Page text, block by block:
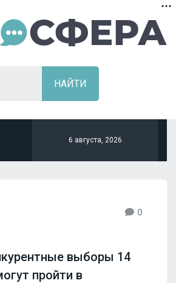
6 августа, 2026
0
выборы 14
пройти в